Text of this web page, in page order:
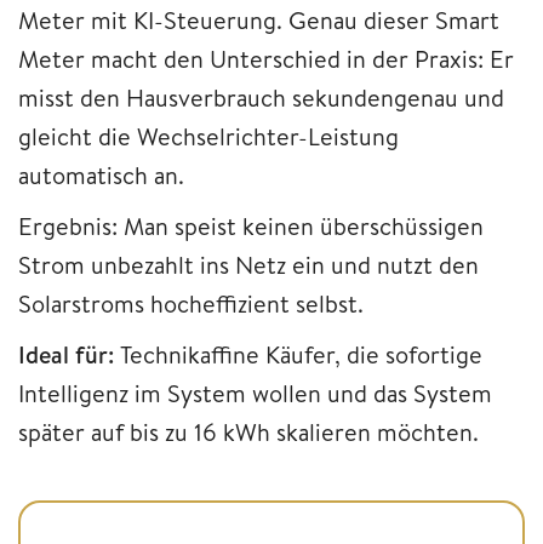
Meter mit KI-Steuerung. Genau dieser Smart
Meter macht den Unterschied in der Praxis: Er
misst den Hausverbrauch sekundengenau und
gleicht die Wechselrichter-Leistung
automatisch an.
Ergebnis: Man speist keinen überschüssigen
Strom unbezahlt ins Netz ein und nutzt den
Solarstroms hocheffizient selbst.
Ideal für: Technikaffine Käufer, die sofortige
Intelligenz im System wollen und das System
später auf bis zu 16 kWh skalieren möchten.